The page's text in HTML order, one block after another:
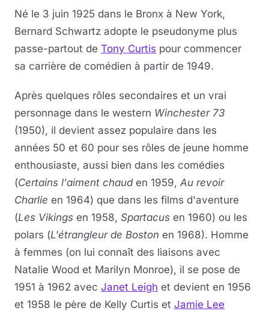
Né le 3 juin 1925 dans le Bronx à New York,
Bernard Schwartz adopte le pseudonyme plus
passe-partout de Tony Curtis pour commencer
sa carrière de comédien à partir de 1949.
Après quelques rôles secondaires et un vrai
personnage dans le western Winchester 73
(1950), il devient assez populaire dans les
années 50 et 60 pour ses rôles de jeune homme
enthousiaste, aussi bien dans les comédies
(Certains l'aiment chauden 1959, Au revoir
Charlie en 1964) que dans les films d'aventure
(Les Vikings en 1958, Spartacus en 1960) ou les
polars (L'étrangleur de Boston en 1968). Homme
à femmes (on lui connaît des liaisons avec
Natalie Wood et Marilyn Monroe), il se pose de
1951 à 1962 avec Janet Leigh et devient en 1956
et 1958 le père de Kelly Curtis et Jamie Lee